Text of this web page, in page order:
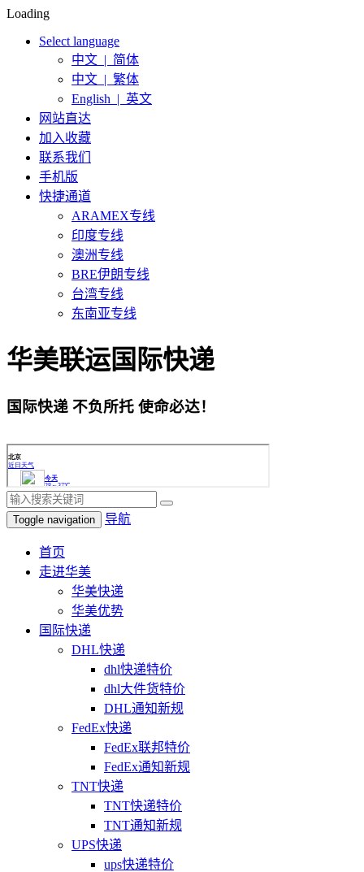
Loading
Select language
中文 | 简体
中文 | 繁体
English | 英文
网站直达
加入收藏
联系我们
手机版
快捷通道
ARAMEX专线
印度专线
澳洲专线
BRE伊朗专线
台湾专线
东南亚专线
华美联运国际快递
国际快递 不负所托 使命必达！
Toggle navigation 导航
首页
走进华美
华美快递
华美优势
国际快递
DHL快递
dhl快递特价
dhl大件货特价
DHL通知新规
FedEx快递
FedEx联邦特价
FedEx通知新规
TNT快递
TNT快递特价
TNT通知新规
UPS快递
ups快递特价